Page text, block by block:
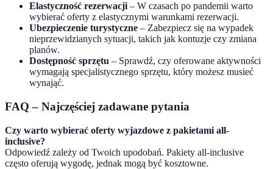
Elastyczność rezerwacji – W czasach po pandemii warto
wybierać oferty z elastycznymi warunkami rezerwacji.
Ubezpieczenie turystyczne – Zabezpiecz się na wypadek
nieprzewidzianych sytuacji, takich jak kontuzje czy zmiana
planów.
Dostępność sprzętu – Sprawdź, czy oferowane aktywności
wymagają specjalistycznego sprzętu, który możesz musieć
wynająć.
FAQ – Najczęściej zadawane pytania
Czy warto wybierać oferty wyjazdowe z pakietami all-
inclusive?
Odpowiedź zależy od Twoich upodobań. Pakiety all-inclusive
często oferują wygodę, jednak mogą być kosztowne.